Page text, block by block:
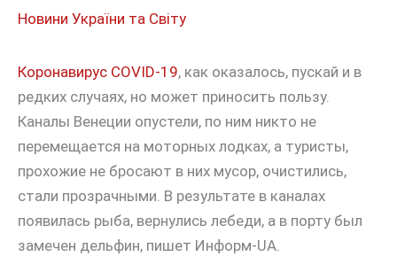
Новини України та Світу
Коронавирус COVID-19, как оказалось, пускай и в
редких случаях, но может приносить пользу.
Каналы Венеции опустели, по ним никто не
перемещается на моторных лодках, а туристы,
прохожие не бросают в них мусор, очистились,
стали прозрачными. В результате в каналах
появилась рыба, вернулись лебеди, а в порту был
замечен дельфин, пишет Информ-UA.